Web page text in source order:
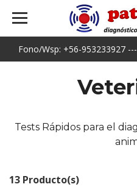
Fono/Wsp: +56-953233927
Tests Rápidos para el
13 Producto(s)